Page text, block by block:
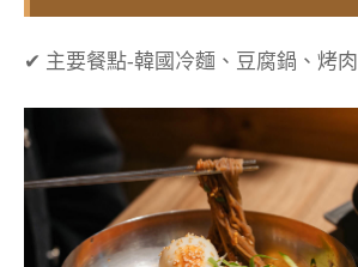
✔ 主要餐點-韓國冷麵、豆腐鍋、烤肉